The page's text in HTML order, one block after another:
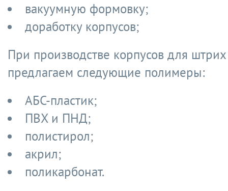
вакуумную формовку;
доработку корпусов;
При производстве корпусов для
предлагаем следующие полимеры:
АБС-пластик;
ПВХ и ПНД;
полистирол;
акрил;
поликарбонат.